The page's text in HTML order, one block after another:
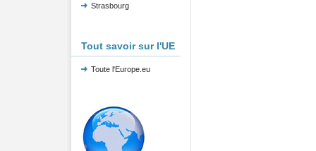
Strasbourg
Tout savoir sur l'UE
Toute l'Europe.eu